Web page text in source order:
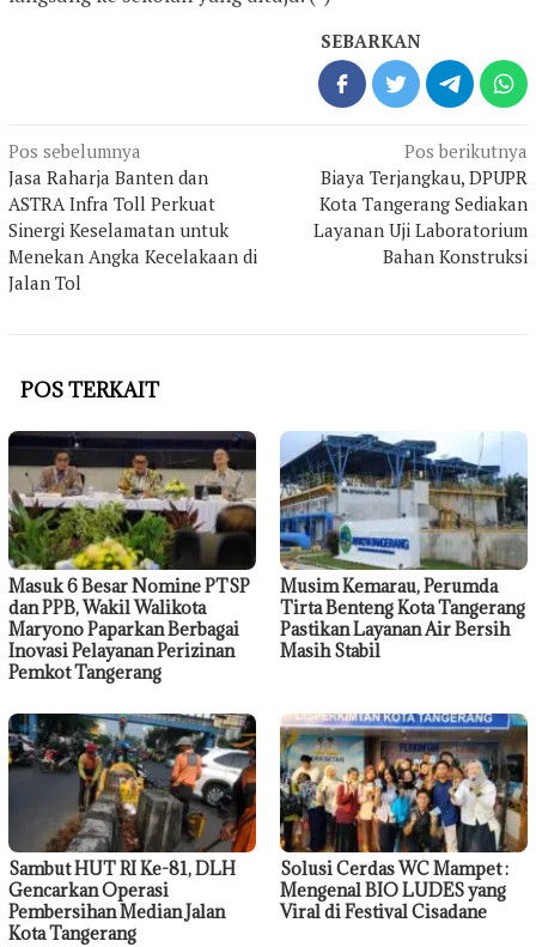
SEBARKAN
Navigasi
pos
Pos sebelumnya
Jasa Raharja Banten dan
ASTRA Infra Toll Perkuat
Sinergi Keselamatan untuk
Menekan Angka Kecelakaan di
Jalan Tol
Pos berikutnya
Biaya Terjangkau, DPUPR
Kota Tangerang Sediakan
Layanan Uji Laboratorium
Bahan Konstruksi
POS TERKAIT
Masuk 6 Besar Nomine PTSP
dan PPB, Wakil Walikota
Maryono Paparkan Berbagai
Inovasi Pelayanan Perizinan
Pemkot Tangerang
Musim Kemarau, Perumda
Tirta Benteng Kota Tangerang
Pastikan Layanan Air Bersih
Masih Stabil
Sambut HUT RI Ke-81, DLH
Gencarkan Operasi
Pembersihan Median Jalan
Kota Tangerang
Solusi Cerdas WC Mampet :
Mengenal BIO LUDES yang
Viral di Festival Cisadane